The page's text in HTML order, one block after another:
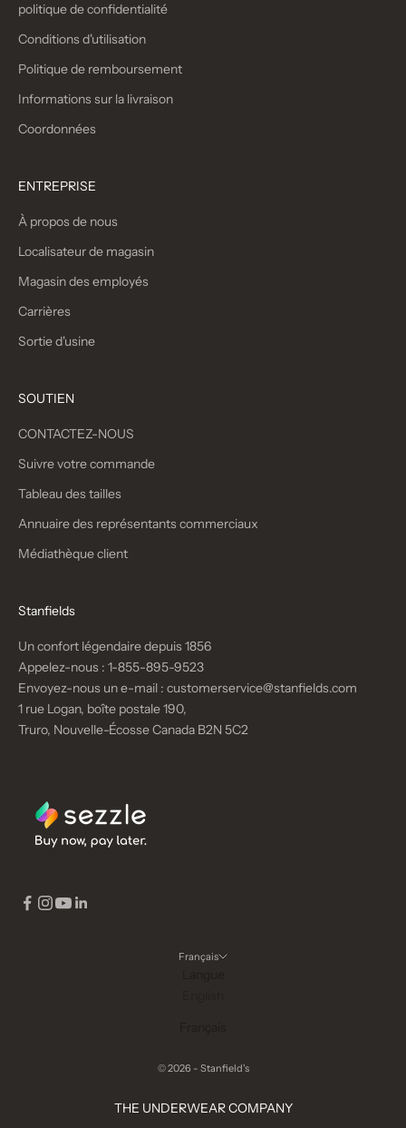
politique de confidentialité
Conditions d'utilisation
Politique de remboursement
Informations sur la livraison
Coordonnées
ENTREPRISE
À propos de nous
Localisateur de magasin
Magasin des employés
Carrières
Sortie d'usine
SOUTIEN
CONTACTEZ-NOUS
Suivre votre commande
Tableau des tailles
Annuaire des représentants commerciaux
Médiathèque client
Stanfields
Un confort légendaire depuis 1856
Appelez-nous : 1-855-895-9523
Envoyez-nous un e-mail : customerservice@stanfields.com
1 rue Logan, boîte postale 190,
Truro, Nouvelle-Écosse Canada B2N 5C2
Français
© 2026 - Stanfield's
THE UNDERWEAR COMPANY